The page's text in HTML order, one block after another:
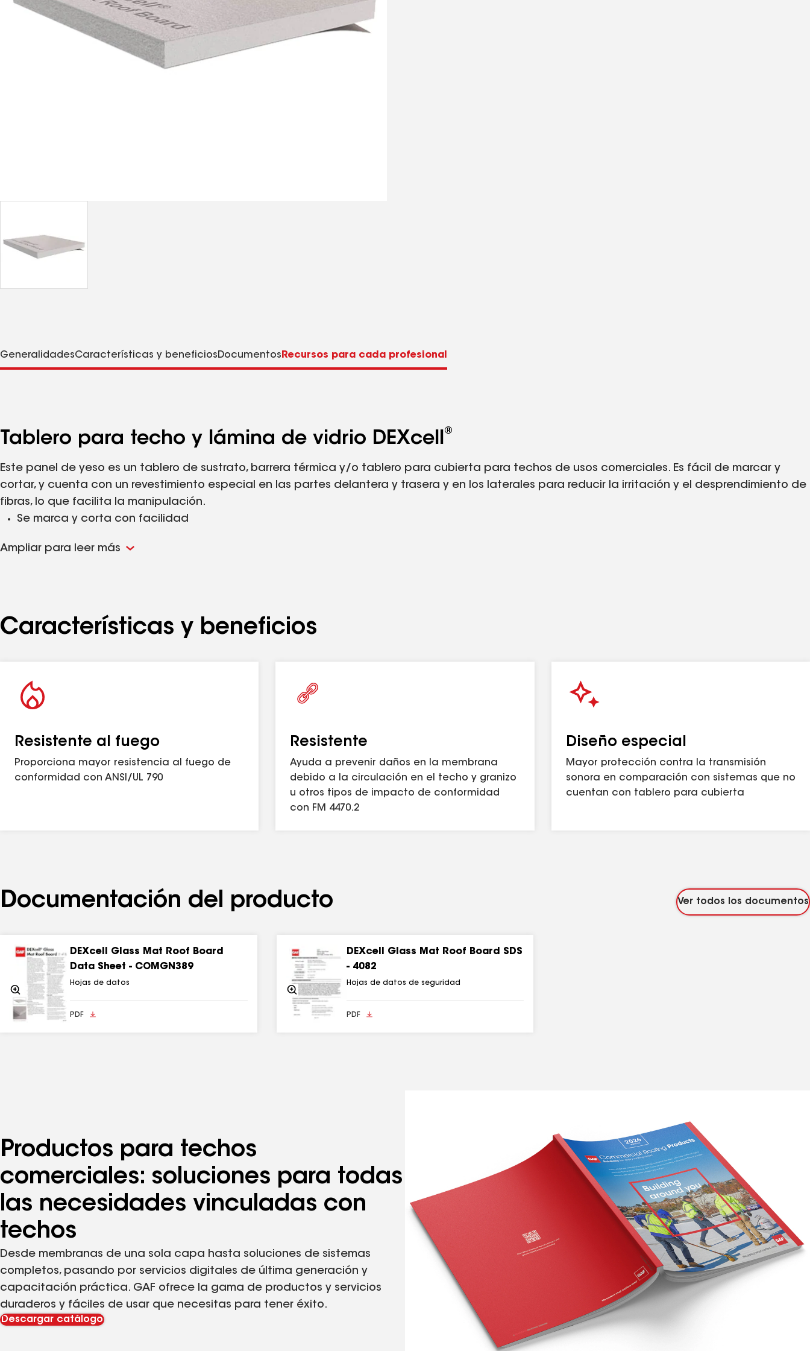
GeneralidadesCaracterísticas y beneficiosDocumentos Recursos para cada profesional
Tablero para techo y lámina de vidrio DEXcell®
Este panel de yeso es un tablero de sustrato, barrera térmica y/o tablero para cubierta para techos de usos comerciales. Es fácil de marcar y
cortar, y cuenta con un revestimiento especial en las partes delantera y trasera y en los laterales para reducir la irritación y el desprendimiento de
fibras, lo que facilita la manipulación.
Se marca y corta con facilidad
Ampliar para leer más
Características y beneficios
Resistente al fuego
Proporciona mayor resistencia al fuego de
conformidad con ANSI/UL 790
Resistente
Ayuda a prevenir daños en la membrana
debido a la circulación en el techo y granizo
u otros tipos de impacto de conformidad
con FM 4470.2
Diseño especial
Mayor protección contra la transmisión
sonora en comparación con sistemas que no
cuentan con tablero para cubierta
Documentación del producto Ver todos los documentos
Acercarse
DEXcell Glass Mat Roof Board
Data Sheet - COMGN389
Hojas de datos
PDF
Acercarse
DEXcell Glass Mat Roof Board SDS
- 4082
Hojas de datos de seguridad
PDF
Productos para techos
comerciales: soluciones para todas
las necesidades vinculadas con
techos
Desde membranas de una sola capa hasta soluciones de sistemas
completos, pasando por servicios digitales de última generación y
capacitación práctica. GAF ofrece la gama de productos y servicios
duraderos y fáciles de usar que necesitas para tener éxito.
Descargar catálogo